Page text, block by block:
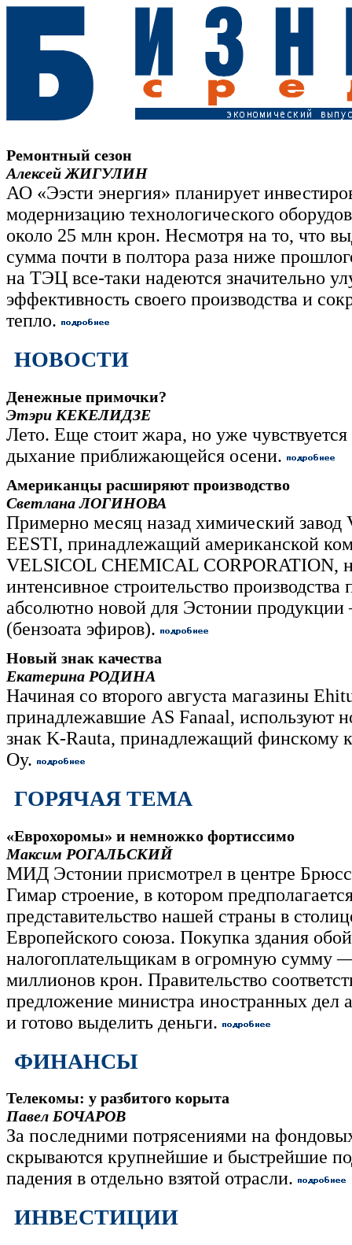
Ремонтный сезон
Алексей ЖИГУЛИН
АО «Ээсти энергия» планирует
модернизацию технологического
около 25 млн крон. Несмотря на то, что
сумма почти в полтора раза ниже
на ТЭЦ все-таки надеются значительно
эффективность своего производства и
тепло.
НОВОСТИ
Денежные примочки?
Этэри КЕКЕЛИДЗЕ
Лето. Еще стоит жара, но уже
дыхание приближающейся осени.
Американцы расширяют производство
Светлана ЛОГИНОВА
Примерно месяц назад химический
EESTI, принадлежащий американской
VELSICOL CHEMICAL CORPORATION,
интенсивное строительство производства
абсолютно новой для Эстонии
(бензоата эфиров).
Новый знак качества
Екатерина РОДИНА
Начиная со второго августа магазины
принадлежавшие AS Fanaal, используют
знак K-Rauta, принадлежащий финскому
Oy.
ГОРЯЧАЯ ТЕМА
«Еврохоромы» и немножко фортиссимо
Максим РОГАЛЬСКИЙ
МИД Эстонии присмотрел в центре
Гимар строение, в котором
представительство нашей страны в
Европейского союза. Покупка здания
налогоплательщикам в огромную сумму
миллионов крон. Правительство
предложение министра иностранных дел
и готово выделить деньги.
ФИНАНСЫ
Телекомы: у разбитого корыта
Павел БОЧАРОВ
За последними потрясениями на
скрываются крупнейшие и быстрейшие
падения в отдельно взятой отрасли.
ИНВЕСТИЦИИ